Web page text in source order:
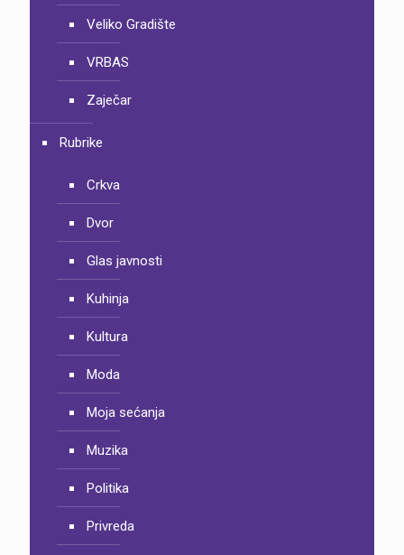
Veliko Gradište
VRBAS
Zaječar
Rubrike
Crkva
Dvor
Glas javnosti
Kuhinja
Kultura
Moda
Moja sećanja
Muzika
Politika
Privreda